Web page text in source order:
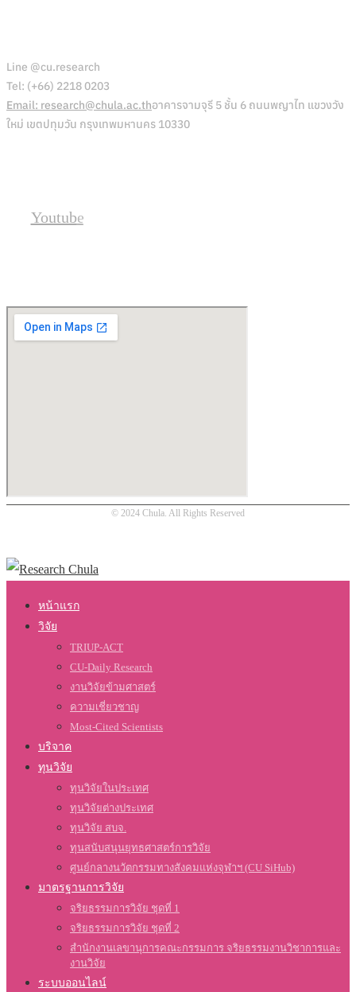
Line @cu.research
Tel: (+66) 2218 0203
Email: research@chula.ac.thอาคารจามจุรี 5 ชั้น 6 ถนนพญาไท แขวงวัง
ใหม่ เขตปทุมวัน กรุงเทพมหานคร 10330
Youtube
© 2024 Chula. All Rights Reserved
หน้าแรก
วิจัย
TRIUP-ACT
CU-Daily Research
งานวิจัยข้ามศาสตร์
ความเชี่ยวชาญ
Most-Cited Scientists
บริจาค
ทุนวิจัย
ทุนวิจัยในประเทศ
ทุนวิจัยต่างประเทศ
ทุนวิจัย สบจ.
ทุนสนับสนุนยุทธศาสตร์การวิจัย
ศูนย์กลางนวัตกรรมทางสังคมแห่งจุฬาฯ (CU SiHub)
มาตรฐานการวิจัย
จริยธรรมการวิจัย ชุดที่ 1
จริยธรรมการวิจัย ชุดที่ 2
สำนักงานเลขานุการคณะกรรมการ จริยธรรมงานวิชาการและ
งานวิจัย
ระบบออนไลน์